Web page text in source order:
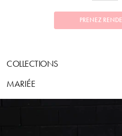
PRENEZ
COLLECTIONS
MARIÉE